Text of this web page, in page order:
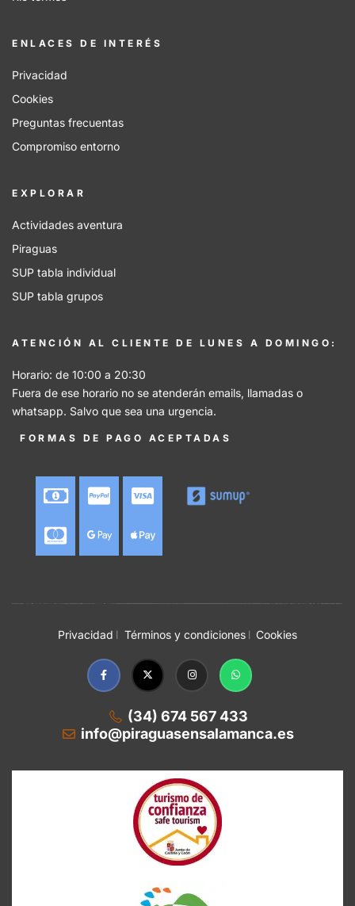
EXPLORAR
Actividades aventura
Piraguas
SUP tabla individual
SUP tabla grupos
ENLACES DE INTERÉS
Privacidad
Cookies
Preguntas frecuentas
Compromiso entorno
ATENCIÓN AL CLIENTE DE LUNES A DOMINGO:
Horario: de 10:00 a 20:30
Fuera de ese horario no se atenderán emails, llamadas o
whatsapp. Salvo que sea una urgencia.
FORMAS DE PAGO ACEPTADAS
Privacidad Términos y condiciones Cookies
(34) 674 567 433
info@piraguasensalamanca.es